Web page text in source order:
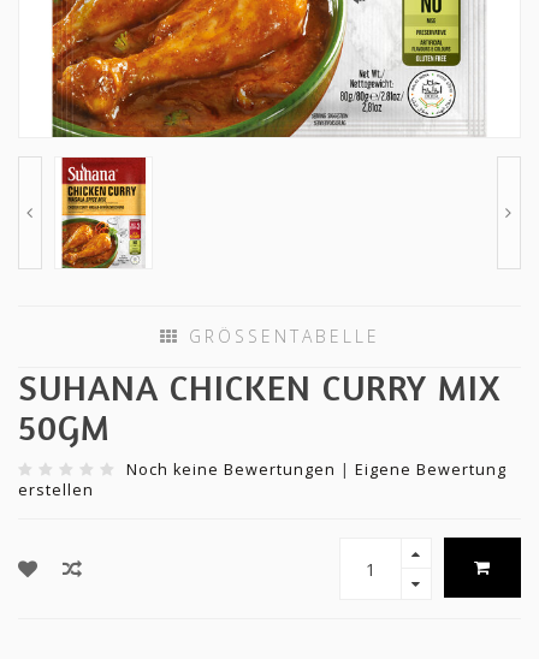
GRÖSSENTABELLE
SUHANA CHICKEN CURRY MIX
50GM
Noch keine Bewertungen | Eigene Bewertung
erstellen